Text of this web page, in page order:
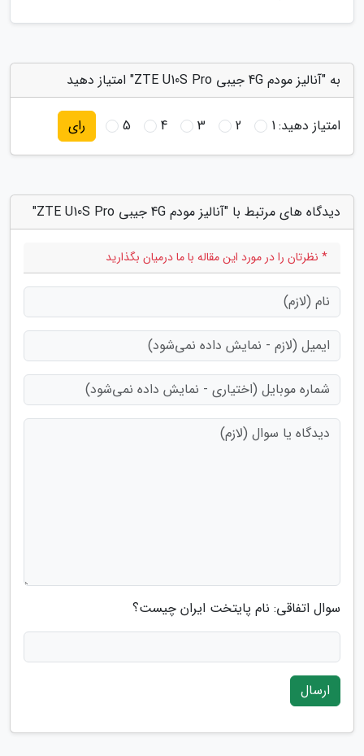
به "آنالیز مودم 4G جیبی ZTE U10S Pro" امتیاز دهید
امتیاز دهید:1
2
3
4
5 رای
دیدگاه های مرتبط با "آنالیز مودم 4G جیبی ZTE U10S Pro"
* نظرتان را در مورد این مقاله با ما درمیان بگذارید
سوال اتفاقی: نام پایتخت ایران چیست؟
ارسال